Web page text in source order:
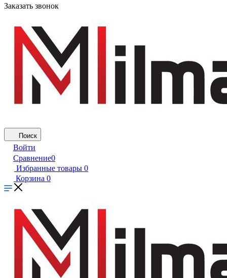
Заказать звонок
Поиск
Войти
Сравнение0
Избранные товары 0
Корзина 0